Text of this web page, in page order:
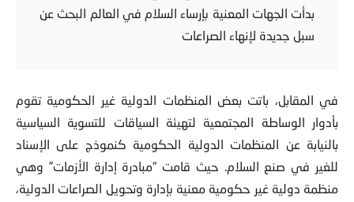
بدأت الجهات المعنية بإرساء السلام في العالم البحث عن
سبل جديدة لإنهاء الصراعات
في المقابل، باتت بعض المنظمات الدولیة غیر الحكومیة تقوم
بأدوار الوساطة المجتمعیة لتهيئة السیاقات للتسویة السیاسیة
بالنیابة عن المنظمات الدولیة الحكومیة كنموذج على الإسناد
للغیر في صنع السلام. حیث قامت “مبادرة إدارة الأزمات” وهي
منظمة دولیة غیر حكومیة معنیة بإدارة وتحویل الصراعات الدولیة،